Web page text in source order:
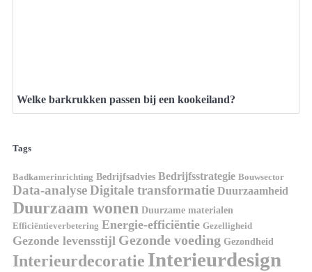
Welke barkrukken passen bij een kookeiland?
Tags
Badkamerinrichting Bedrijfsadvies Bedrijfsstrategie Bouwsector
Data-analyseDigitale transformatie Duurzaamheid
Duurzaam wonen Duurzame materialen
Efficiëntieverbetering Energie-efficiëntie Gezelligheid
Gezonde levensstijl Gezonde voeding Gezondheid
Interieurdecoratie Interieurdesign